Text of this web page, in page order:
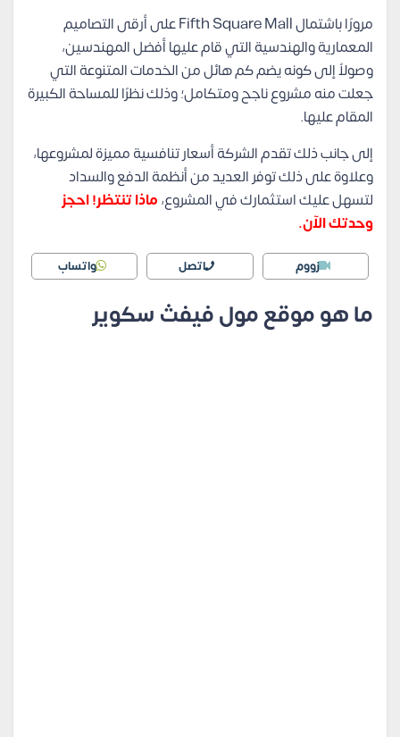
مرورًا باشتمال Fifth Square Mall على أرقى التصاميم
المعمارية والهندسية التي قام عليها أفضل المهندسين،
وصولاُ إلى كونه يضم كم هائل من الخدمات المتنوعة التي
جعلت منه مشروع ناجح ومتكامل؛ وذلك نظرًا للمساحة الكبيرة
المقام عليها.
إلى جانب ذلك تقدم الشركة أسعار تنافسية مميزة لمشروعها،
وعلاوة على ذلك توفر العديد من أنظمة الدفع والسداد
لتسهل عليك استثمارك في المشروع،ماذا تنتظر! احجز
وحدتك الآن.
زووم اتصل واتساب
ما هو موقع مول فيفث سكوير